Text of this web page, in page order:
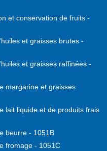
et conservation de fruits -
et graisses brutes -
et graisses raffinées -
margarine et graisses
lait liquide et de produits frais
beurre - 1051B
fromage - 1051C